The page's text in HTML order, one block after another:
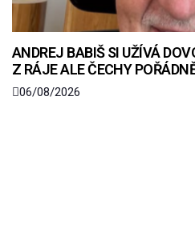
ANDREJ BABIŠ SI UŽÍVÁ
Z RÁJE ALE ČECHY
06/08/2026